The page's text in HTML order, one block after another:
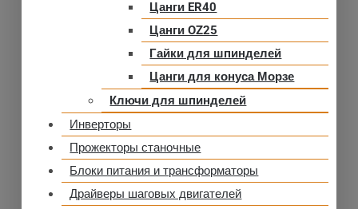
Цанги ER40
Цанги OZ25
Гайки для шпинделей
Цанги для конуса Морзе
Ключи для шпинделей
Инверторы
Прожекторы станочные
Блоки питания и трансформаторы
Драйверы шаговых двигателей